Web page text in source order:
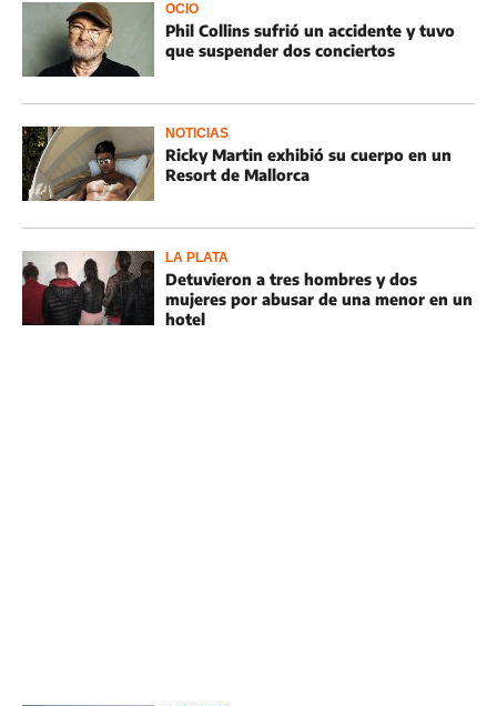
OCIO
Phil Collins sufrió un accidente y tuvo
que suspender dos conciertos
NOTICIAS
Ricky Martin exhibió su cuerpo en un
Resort de Mallorca
LA PLATA
Detuvieron a tres hombres y dos
mujeres por abusar de una menor en un
hotel